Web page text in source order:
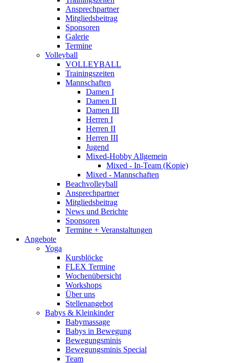
Ansprechpartner
Mitgliedsbeitrag
Sponsoren
Galerie
Termine
Volleyball
VOLLEYBALL
Trainingszeiten
Mannschaften
Damen I
Damen II
Damen III
Herren I
Herren II
Herren III
Jugend
Mixed-Hobby Allgemein
Mixed - In-Team (Kopie)
Mixed - Mannschaften
Beachvolleyball
Ansprechpartner
Mitgliedsbeitrag
News und Berichte
Sponsoren
Termine + Veranstaltungen
Angebote
Yoga
Kursblöcke
FLEX Termine
Wochenübersicht
Workshops
Über uns
Stellenangebot
Babys & Kleinkinder
Babymassage
Babys in Bewegung
Bewegungsminis
Bewegungsminis Special
Team